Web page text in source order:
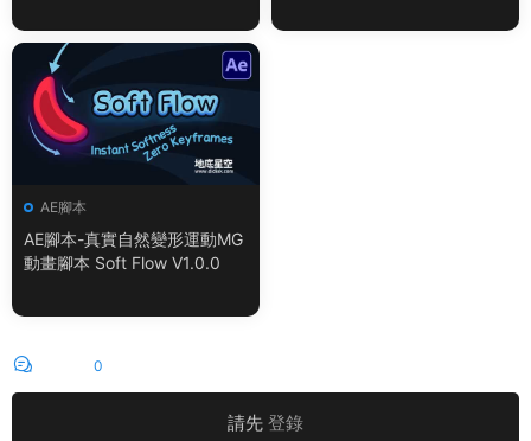
AE腳本
AE腳本-真實自然變形運動MG
動畫腳本 Soft Flow V1.0.0
0
請先 登錄